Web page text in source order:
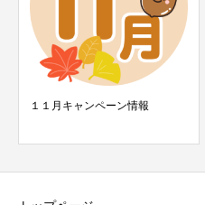
１１月キャンペーン情報